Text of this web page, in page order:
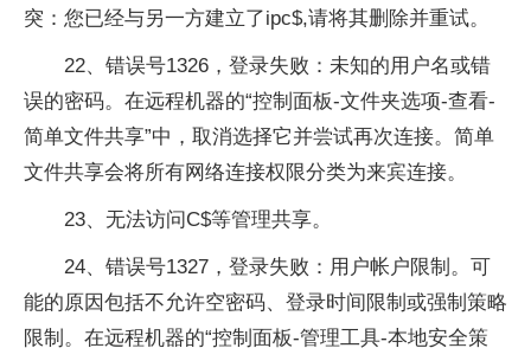
突：您已经与另一方建立了ipc$,请将其删除并重试。
22、错误号1326，登录失败：未知的用户名或错
误的密码。在远程机器的“控制面板-文件夹选项-查看-
简单文件共享”中，取消选择它并尝试再次连接。简单
文件共享会将所有网络连接权限分类为来宾连接。
23、无法访问C$等管理共享。
24、错误号1327，登录失败：用户帐户限制。可
能的原因包括不允许空密码、登录时间限制或强制策略
限制。在远程机器的“控制面板-管理工具-本地安全策